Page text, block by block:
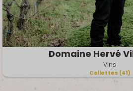
Domaine Hervé
Vins
Cellettes (41)